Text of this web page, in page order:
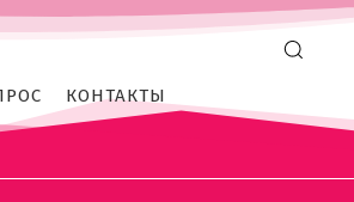
КОНТАКТЫ